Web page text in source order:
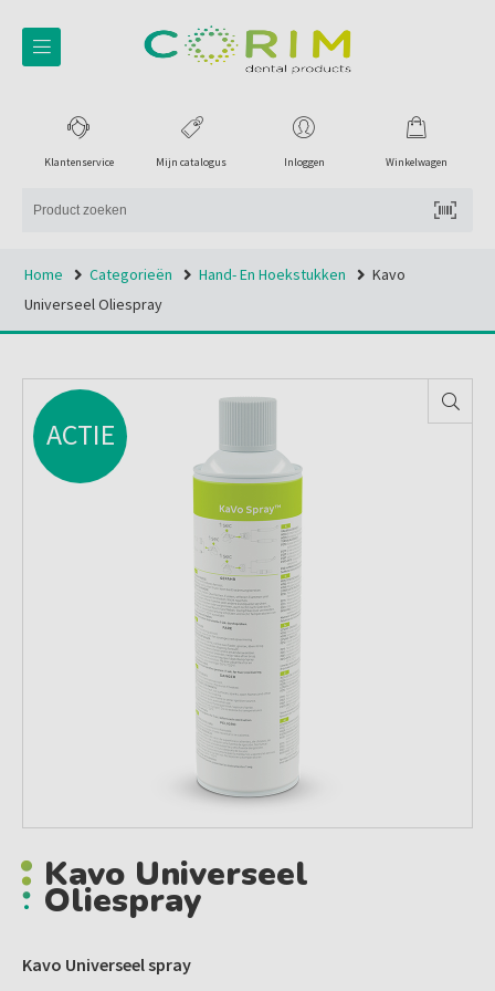
Winkelwagen
Inloggen
Mijn catalogus
Klantenservice
Home Categorieën Hand- En Hoekstukken
Kavo
Universeel Oliespray
ACTIE
Kavo Universeel
Oliespray
Kavo Universeel spray